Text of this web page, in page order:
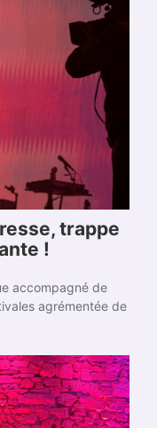
trappe
!
accompagné de
agrémentée de